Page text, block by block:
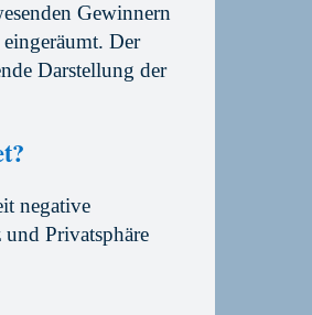
Gewinnern
Der
Darstellung der
negative
Privatsphäre